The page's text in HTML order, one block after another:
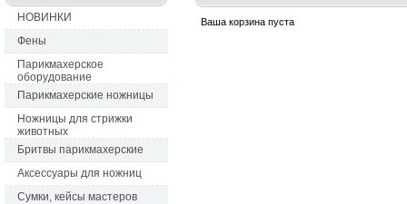
НОВИНКИ
Фены
Парикмахерское
оборудование
Парикмахерские ножницы
Ножницы для стрижки
животных
Бритвы парикмахерские
Аксессуары для ножниц
Сумки, кейсы мастеров
Ваша корзина пуста